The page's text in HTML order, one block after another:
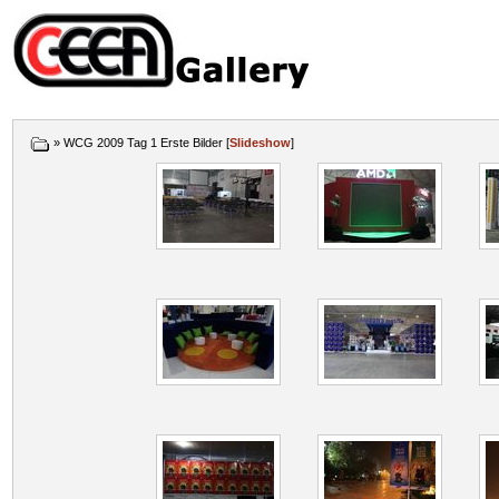
» WCG 2009 Tag 1 Erste Bilder [Slideshow]